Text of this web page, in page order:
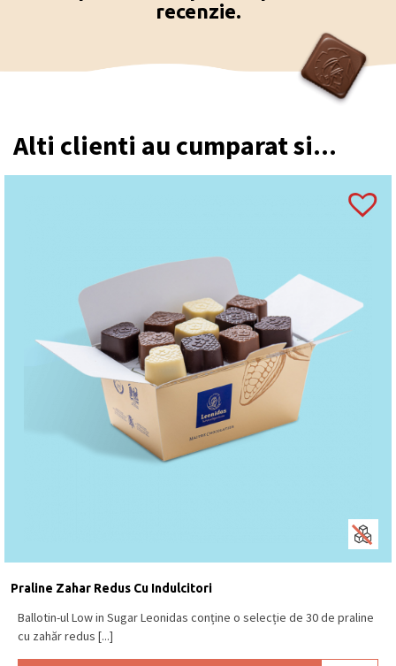
Această cutie este frecvent oferită la aniversări,
sărbători, întâlniri festive, cadouri corporate sau ca
recenzie.
Alti clienti au cumparat si...
Praline Zahar Redus Cu Indulcitori
Ballotin-ul Low in Sugar Leonidas conține o selecție de 30 de praline
cu zahăr redus [...]